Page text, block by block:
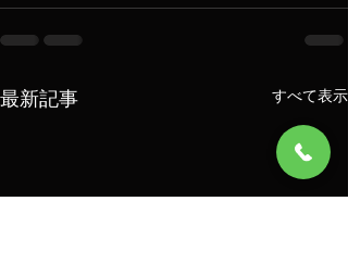
最新記事 すべて表示